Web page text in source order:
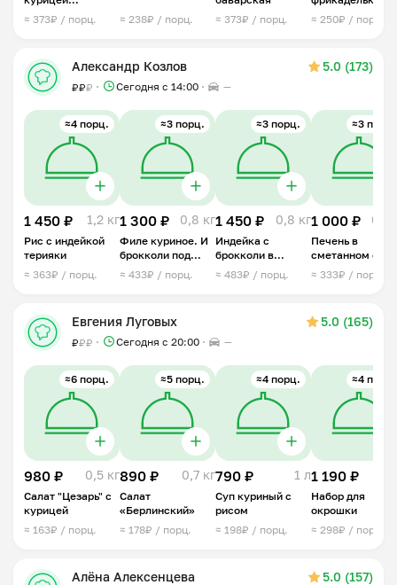
тушенная
≈ 373₽ / порц. ≈ 238₽ / порц.
≈ 373₽ / порц.
≈ 250₽ / порц.
Александр Козлов 5.0 (173)
₽₽₽ Сегодня с 14:00 —
≈4 порц.
1 450 ₽ 1,2 кг
Рис с индейкой
терияки
≈ 363₽ / порц.
≈3 порц.
1 300 ₽ 0,8 кг
Филе куриное. И
брокколи под
сливочным
соусом
≈ 433₽ / порц.
≈3 порц.
1 450 ₽ 0,8 кг
Индейка с
брокколи в
восточном стиле
≈ 483₽ / порц.
≈3 порц.
1 000 ₽ 0,8
Печень в
сметанном
≈ 333₽ / порц.
Евгения Луговых 5.0 (165)
₽₽₽ Сегодня с 20:00 —
≈6 порц.
980 ₽ 0,5 кг
Салат "Цезарь" с
курицей
≈ 163₽ / порц.
≈5 порц.
890 ₽ 0,7 кг
Салат
«Берлинский»
≈ 178₽ / порц.
≈4 порц.
790 ₽ 1 л
Суп куриный с
рисом
≈ 198₽ / порц.
≈4 порц.
1 190 ₽
Набор для
окрошки
≈ 298₽ / порц.
Алёна Алексенцева 5.0 (157)